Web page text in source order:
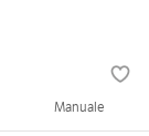
Manuale